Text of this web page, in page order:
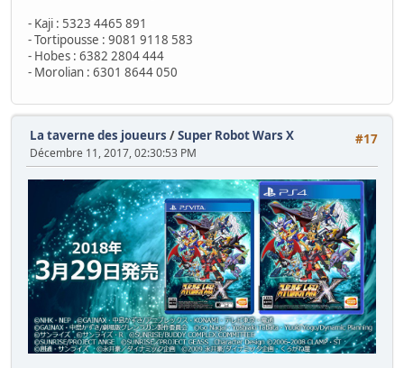
- Kaji : 5323 4465 891
- Tortipousse : 9081 9118 583
- Hobes : 6382 2804 444
- Morolian : 6301 8644 050
#17
La taverne des joueurs /Super Robot Wars X
Décembre 11, 2017, 02:30:53 PM